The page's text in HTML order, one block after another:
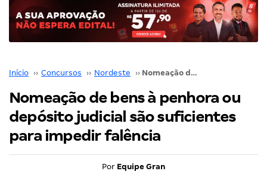
Início ›› Concursos ›› Nordeste ›› Nomeação de bens à penhora ou depósito judicial são suficientes para impedir falência
Nomeação de bens à penhora ou
depósito judicial são suficientes
para impedir falência
Por Equipe Gran